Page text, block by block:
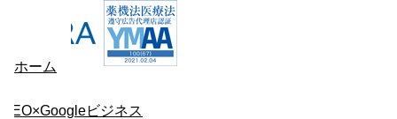
ホーム
MEO×Googleビジネス